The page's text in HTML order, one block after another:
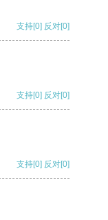
支持[0] 反对[0]
支持[0] 反对[0]
支持[0] 反对[0]